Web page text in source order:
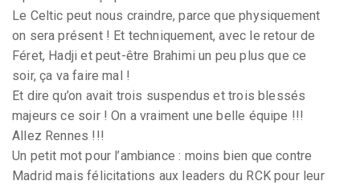
Le Celtic peut nous craindre, parce que physiquement
on sera présent ! Et techniquement, avec le retour de
Féret, Hadji et peut-être Brahimi un peu plus que ce
soir, ça va faire mal !
Et dire qu’on avait trois suspendus et trois blessés
majeurs ce soir ! On a vraiment une belle équipe !!!
Allez Rennes !!!
Un petit mot pour l’ambiance : moins bien que contre
Madrid mais félicitations aux leaders du RCK pour leur